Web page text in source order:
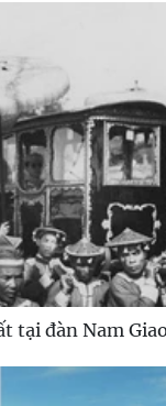
tại đàn Nam